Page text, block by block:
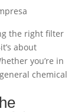
the right filter
about
you’re in
chemical